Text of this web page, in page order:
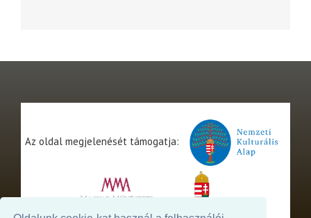
Az oldal megjelenését támogatja: